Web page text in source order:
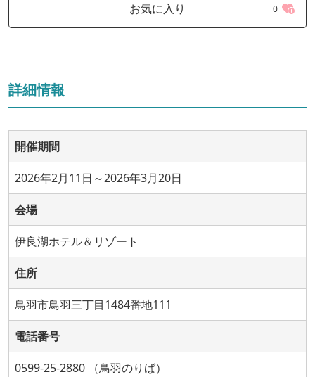
お気に入り 0
詳細情報
開催期間
2026年2月11日～2026年3月20日
会場
伊良湖ホテル＆リゾート
住所
鳥羽市鳥羽三丁目1484番地111
電話番号
0599-25-2880 （鳥羽のりば）